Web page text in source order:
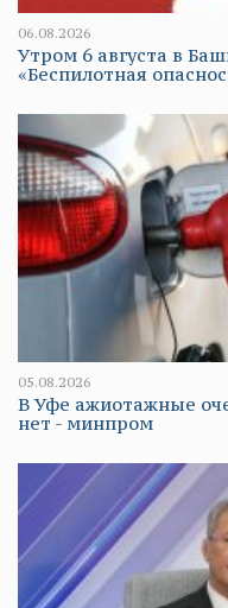
06.08.2026
Утром 6 августа в
«Беспилотная
05.08.2026
В Уфе ажиотажные
нет - минпром